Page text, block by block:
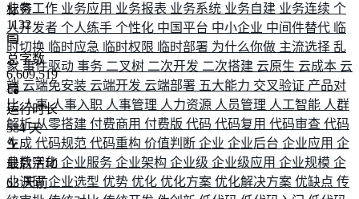
业务工作 业务应用 业务报表 业务系统 业务自建 业务连续 个
人开发者 个人练手 个性化 中国平台 中小企业 中间件替代 临
时切换 临时应急 临时权限 临时部署 为什么你做 主流选择 乱
象 事件驱动 事务 二叉树 二次开发 二次搭建 云原生 云成本 云
端 云端免安装 云端开发 云端部署 五大能力 交叉验证 产品对
比人事人事入职 人事管理 人力资源 人员管理 人工智能 人群
解析从零搭建 付费商用 付费版 代码 代码复用 代码审查 代码
生成 代码规范 代码重构 价值判断 企业 企业后台 企业应用 企
业数字化 企业服务 企业架构 企业级 企业级应用 企业规模 企
业调研企业选型 优势 优化 优化方案 优化解决方案 优缺点 传
标签
1132
总字数
6,609,519
运行时长
584 天
最后活动
63 天前